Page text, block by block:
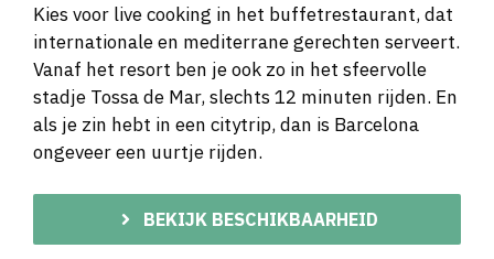
Kies voor live cooking in het buffetrestaurant, dat
internationale en mediterrane gerechten serveert.
Vanaf het resort ben je ook zo in het sfeervolle
stadje Tossa de Mar, slechts 12 minuten rijden. En
als je zin hebt in een citytrip, dan is Barcelona
ongeveer een uurtje rijden.
BEKIJK BESCHIKBAARHEID